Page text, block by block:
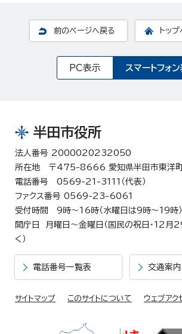
前のページへ戻る トッ
PC表示 スマートフォ
半田市役所
法人番号 2000020232050
所在地 〒475-8666 愛知県半田市東洋町
電話番号 0569-21-3111（代表）
ファクス番号 0569-23-6061
受付時間 9時～16時（水曜日は9時～19時）
開庁日 月曜日～金曜日（国民の祝日・12月
く）
電話番号一覧表 交通案内
サイトマップ このサイトについて ウェブアク